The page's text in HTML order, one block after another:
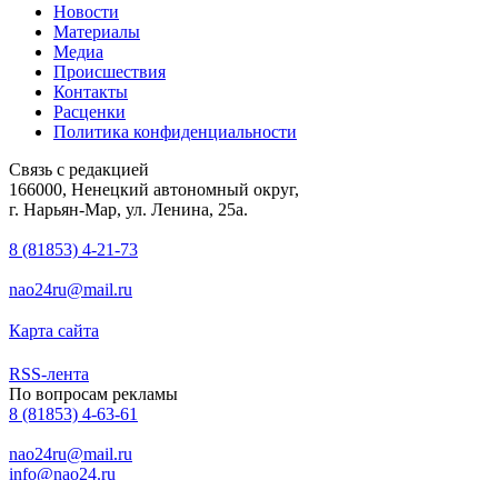
Новости
Материалы
Медиа
Происшествия
Контакты
Расценки
Политика конфиденциальности
Связь с редакцией
166000, Ненецкий автономный округ,
г. Нарьян-Мар, ул. Ленина, 25а.
8 (81853) 4-21-73
nao24ru@mail.ru
Карта сайта
RSS-лента
По вопросам рекламы
8 (81853) 4-63-61
nao24ru@mail.ru
info@nao24.ru